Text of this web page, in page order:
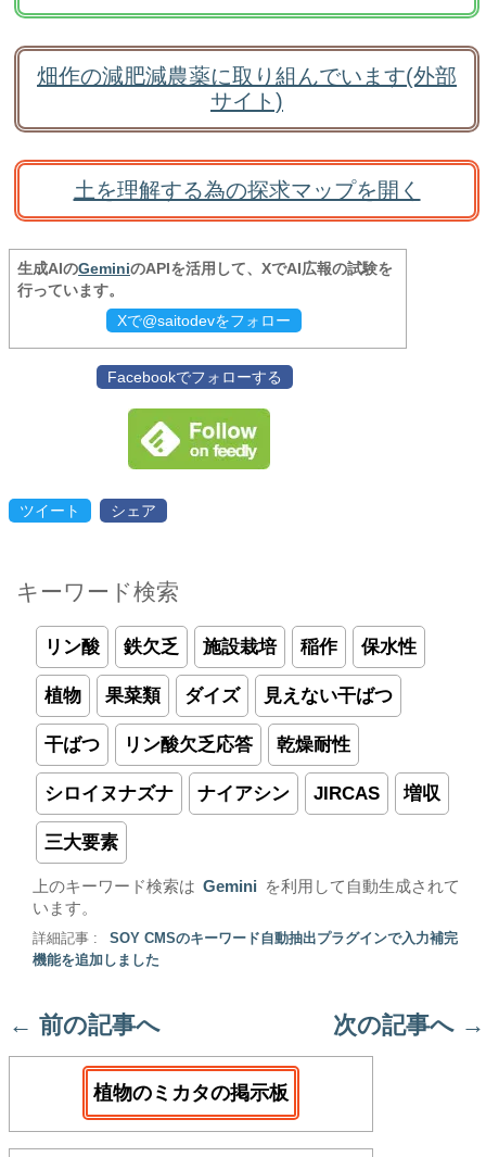
畑作の減肥減農薬に取り組んでいます(外部
サイト)
土を理解する為の探求マップを開く
生成AIのGeminiのAPIを活用して、XでAI広報の試験を
行っています。
Xで@saitodevをフォロー
Facebookでフォローする
ツイート シェア
キーワード検索
リン酸 鉄欠乏 施設栽培 稲作 保水性
植物 果菜類 ダイズ 見えない干ばつ
干ばつ リン酸欠乏応答 乾燥耐性
シロイヌナズナ ナイアシン JIRCAS 増収
三大要素
上のキーワード検索は Gemini
を利用して自動生成されて
います。
詳細記事 :
SOY CMSのキーワード自動抽出プラグインで入力補完
機能を追加しました
← 前の記事へ 次の記事へ →
植物のミカタの掲示板